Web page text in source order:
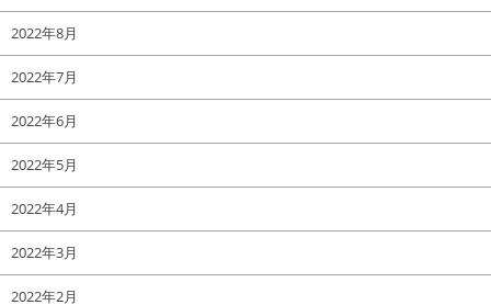
2022年8月
2022年7月
2022年6月
2022年5月
2022年4月
2022年3月
2022年2月